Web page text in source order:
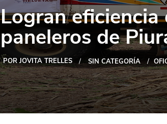
Logran
paneleros de
POR JOVITA TRELLES SIN CATEGORÍA